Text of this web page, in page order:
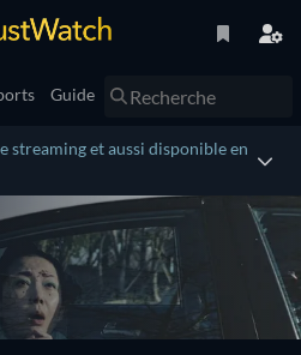
Guide
streaming et aussi disponible en